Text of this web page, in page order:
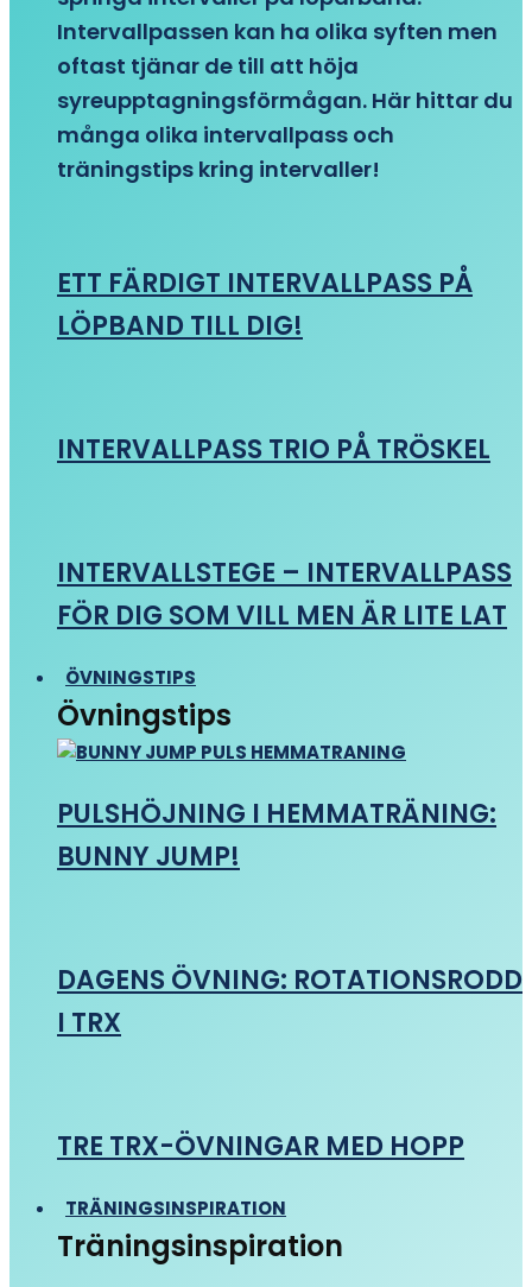
Intervallpassen kan ha olika syften men
oftast tjänar de till att höja
syreupptagningsförmågan. Här hittar du
många olika intervallpass och
träningstips kring intervaller!
ETT FÄRDIGT INTERVALLPASS PÅ
LÖPBAND TILL DIG!
INTERVALLPASS TRIO PÅ TRÖSKEL
INTERVALLSTEGE – INTERVALLPASS
FÖR DIG SOM VILL MEN ÄR LITE LAT
ÖVNINGSTIPS
Övningstips
PULSHÖJNING I HEMMATRÄNING:
BUNNY JUMP!
DAGENS ÖVNING: ROTATIONSRODD
I TRX
TRE TRX-ÖVNINGAR MED HOPP
TRÄNINGSINSPIRATION
Träningsinspiration